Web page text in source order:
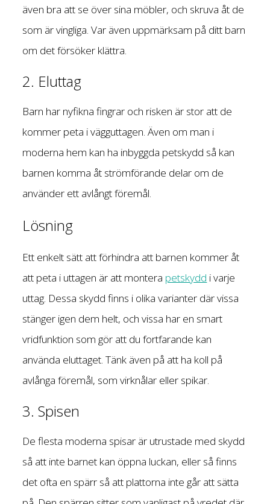
även bra att se över sina möbler, och skruva åt de
som är vingliga. Var även uppmärksam på ditt barn
om det försöker klättra.
2. Eluttag
Barn har nyfikna fingrar och risken är stor att de
kommer peta i vägguttagen. Även om man i
moderna hem kan ha inbyggda petskydd så kan
barnen komma åt strömförande delar om de
använder ett avlångt föremål.
Lösning
Ett enkelt sätt att förhindra att barnen kommer åt
att peta i uttagen är att montera petskydd i varje
uttag. Dessa skydd finns i olika varianter där vissa
stänger igen dem helt, och vissa har en smart
vridfunktion som gör att du fortfarande kan
använda eluttaget. Tänk även på att ha koll på
avlånga föremål, som virknålar eller spikar.
3. Spisen
De flesta moderna spisar är utrustade med skydd
så att inte barnet kan öppna luckan, eller så finns
det ofta en spärr så att plattorna inte går att sätta